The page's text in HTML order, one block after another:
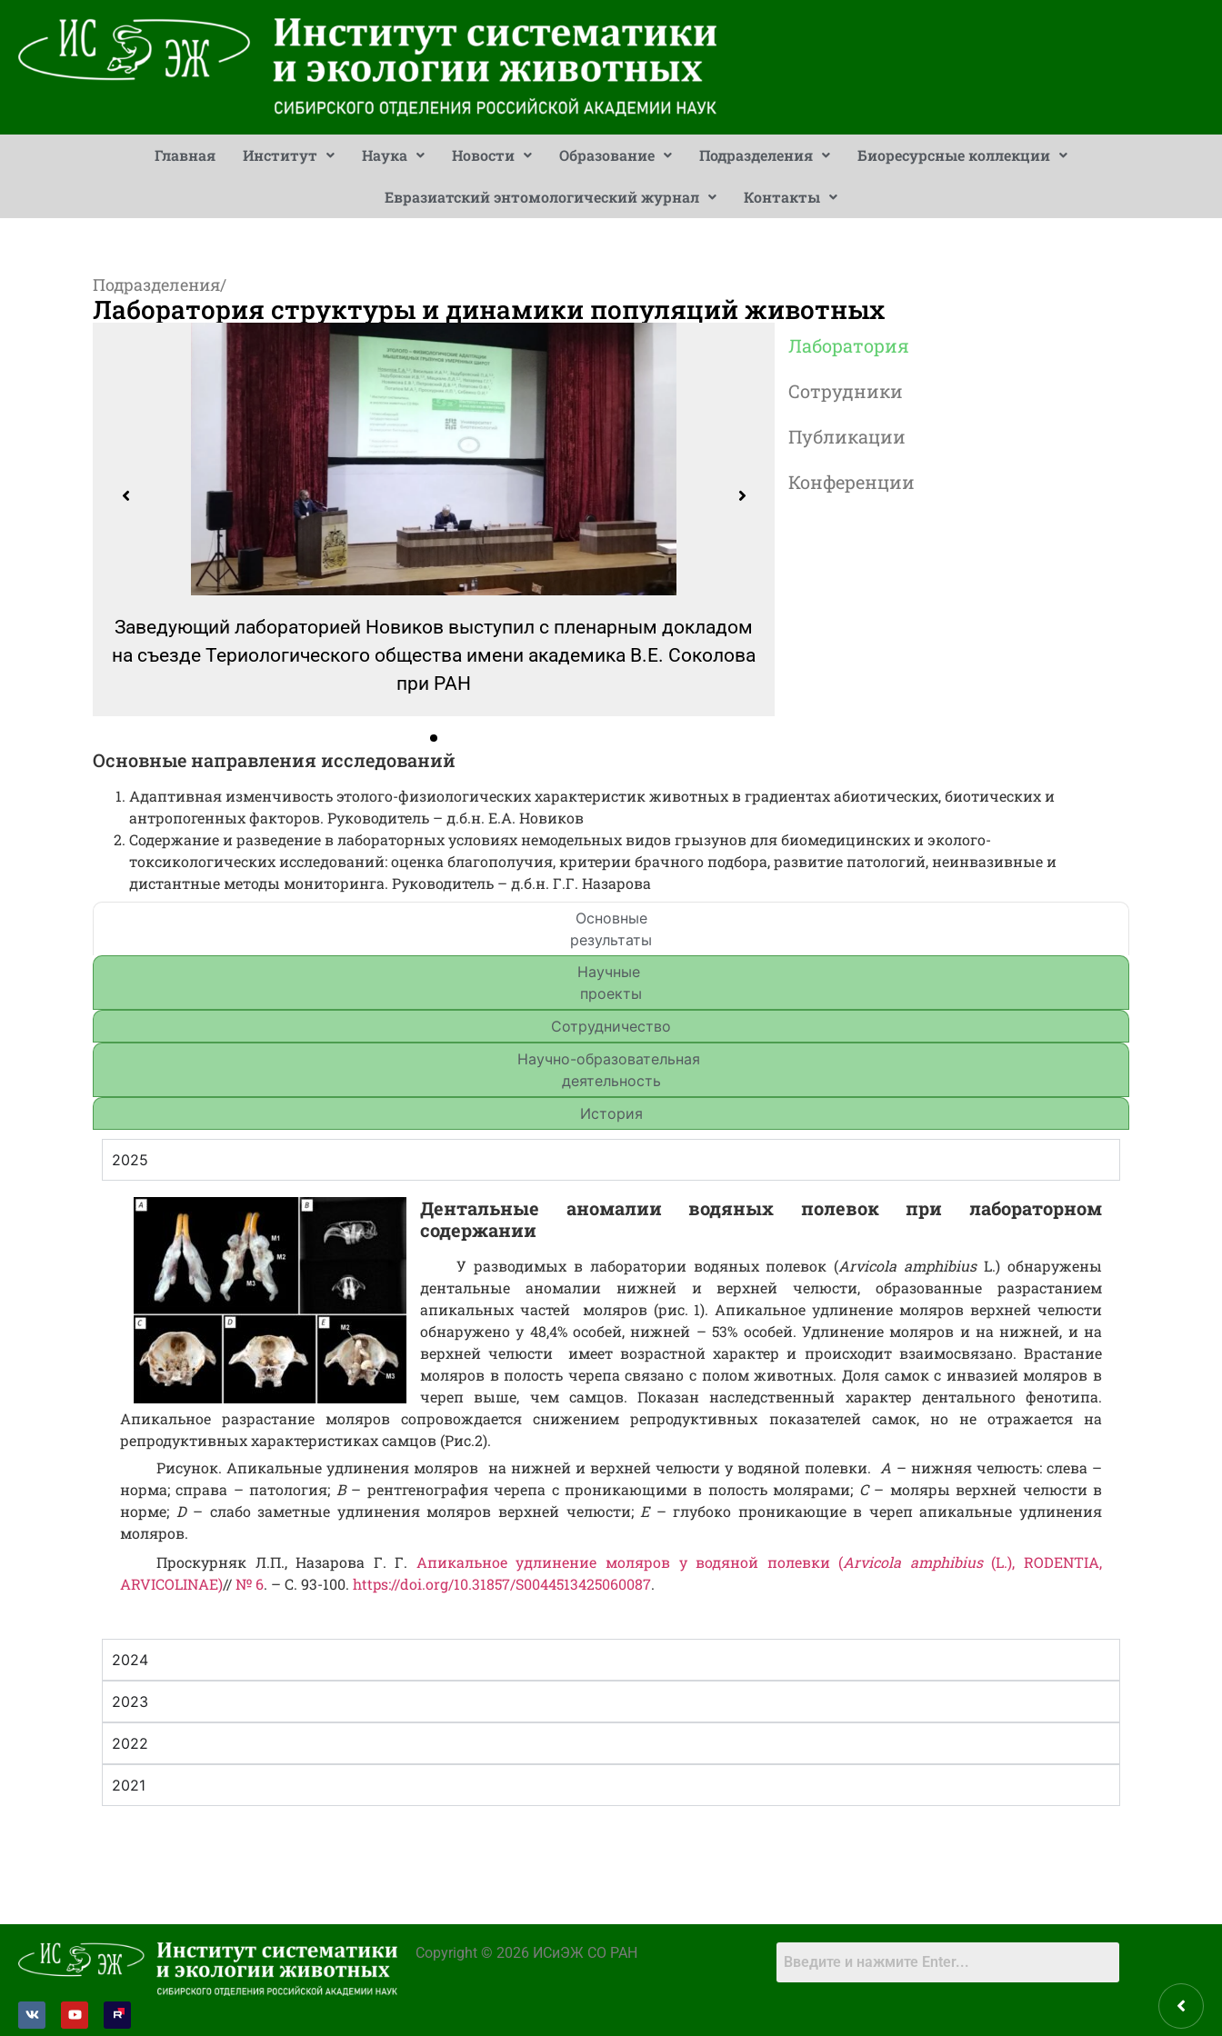
Главная Институт Наука Новости Образование Подразделения Биоресурсные коллекции
Евразиатский энтомологический журнал Контакты
Подразделения/
Лаборатория структуры и динамики популяций животных
Заведующий лабораторией Новиков выступил с пленарным докладом
на съезде Териологического общества имени академика В.Е. Соколова
при РАН
Лаборатория
Сотрудники
Публикации
Конференции
Основные направления исследований
Адаптивная изменчивость этолого-физиологических характеристик животных в градиентах абиотических, биотических и
антропогенных факторов. Руководитель – д.б.н. Е.А. Новиков
Содержание и разведение в лабораторных условиях немодельных видов грызунов для биомедицинских и эколого-
токсикологических исследований: оценка благополучия, критерии брачного подбора, развитие патологий, неинвазивные и
дистантные методы мониторинга. Руководитель – д.б.н. Г.Г. Назарова
Основные
результаты
Научные
проекты
Сотрудничество
Научно-образовательная
деятельность
История
2025
Дентальные аномалии водяных полевок при лабораторном
содержании
У разводимых в лаборатории водяных полевок (Arvicola amphibiusL.) обнаружены
дентальные аномалии нижней и верхней челюсти, образованные разрастанием
апикальных частей моляров (рис. 1). Апикальное удлинение моляров верхней челюсти
обнаружено у 48,4% особей, нижней – 53% особей. Удлинение моляров и на нижней, и на
верхней челюсти имеет возрастной характер и происходит взаимосвязано. Врастание
моляров в полость черепа связано с полом животных. Доля самок с инвазией моляров в
череп выше, чем самцов. Показан наследственный характер дентального фенотипа.
Апикальное разрастание моляров сопровождается снижением репродуктивных показателей самок, но не отражается на
репродуктивных характеристиках самцов (Рис.2).
Рисунок. Апикальные удлинения моляров на нижней и верхней челюсти у водяной полевки. A – нижняя челюсть: слева –
норма; справа – патология; B– рентгенография черепа с проникающими в полость молярами; C– моляры верхней челюсти в
норме; D – слабо заметные удлинения моляров верхней челюсти; E – глубоко проникающие в череп апикальные удлинения
моляров.
Проскурняк Л.П., Назарова Г. Г. Апикальное удлинение моляров у водяной полевки (Arvicola amphibius(L.), RODENTIA,
ARVICOLINAE)//№ 6. – С. 93-100. https://doi.org/10.31857/S0044513425060087.
2024
2023
2022
2021
Copyright © 2026 ИСиЭЖ СО РАН